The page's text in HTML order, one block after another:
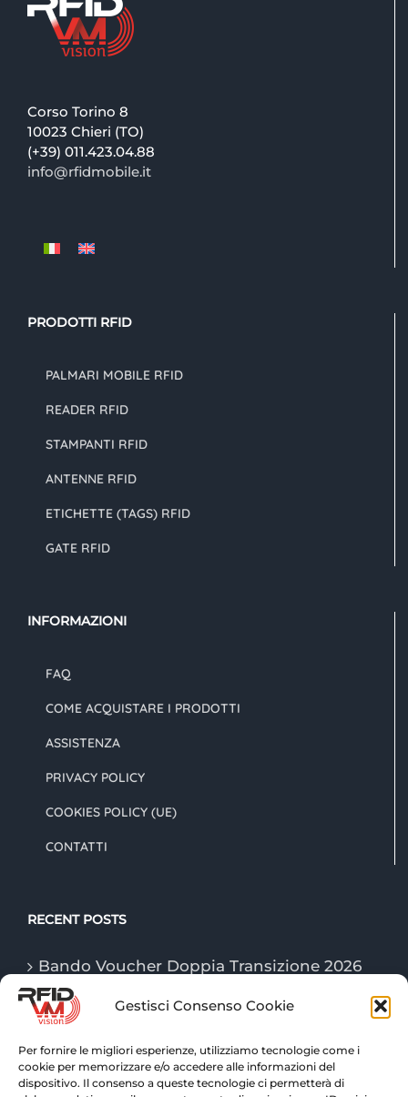
Gestisci Consenso Cookie
Per fornire le migliori esperienze, utilizziamo tecnologie come i
cookie per memorizzare e/o accedere alle informazioni del
dispositivo. Il consenso a queste tecnologie ci permetterà di
Corso Torino 8
10023 Chieri (TO)
(+39) 011.423.04.88
info@rfidmobile.it
PRODOTTI RFID
PALMARI MOBILE RFID
READER RFID
STAMPANTI RFID
ANTENNE RFID
ETICHETTE (TAGS) RFID
GATE RFID
INFORMAZIONI
FAQ
COME ACQUISTARE I PRODOTTI
ASSISTENZA
PRIVACY POLICY
COOKIES POLICY (UE)
CONTATTI
RECENT POSTS
Bando Voucher Doppia Transizione 2026
Le tecnologie “Game Changer” della
Tecnologie RFID: tracciabilità e controllo